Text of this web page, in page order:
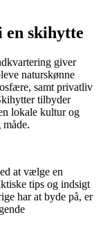
en skihytte
giver
naturskønne
samt privatliv
tilbyder
lokale kultur og
at vælge en
tips og indsigt
har at byde på, er